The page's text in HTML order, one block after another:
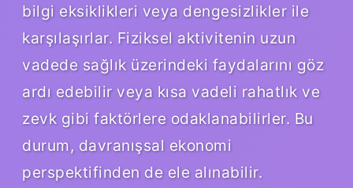
bilgi eksiklikleri veya dengesizlikler ile
karşılaşırlar. Fiziksel aktivitenin uzun
vadede sağlık üzerindeki faydalarını göz
ardı edebilir veya kısa vadeli rahatlık ve
zevk gibi faktörlere odaklanabilirler. Bu
durum, davranışsal ekonomi
perspektifinden de ele alınabilir.